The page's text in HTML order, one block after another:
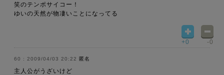
笑のテンポサイコー！
ゆいの天然が物凄いことになってる
+0 -0
2009/04/03 20:22 匿名
主人公がうざいけど